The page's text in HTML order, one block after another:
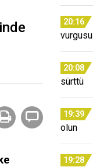
20:16
vurgusu
20:08
sürttü
19:39
olun
19:28